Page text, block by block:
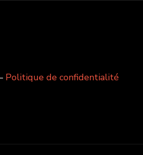
Politique de confidentialité